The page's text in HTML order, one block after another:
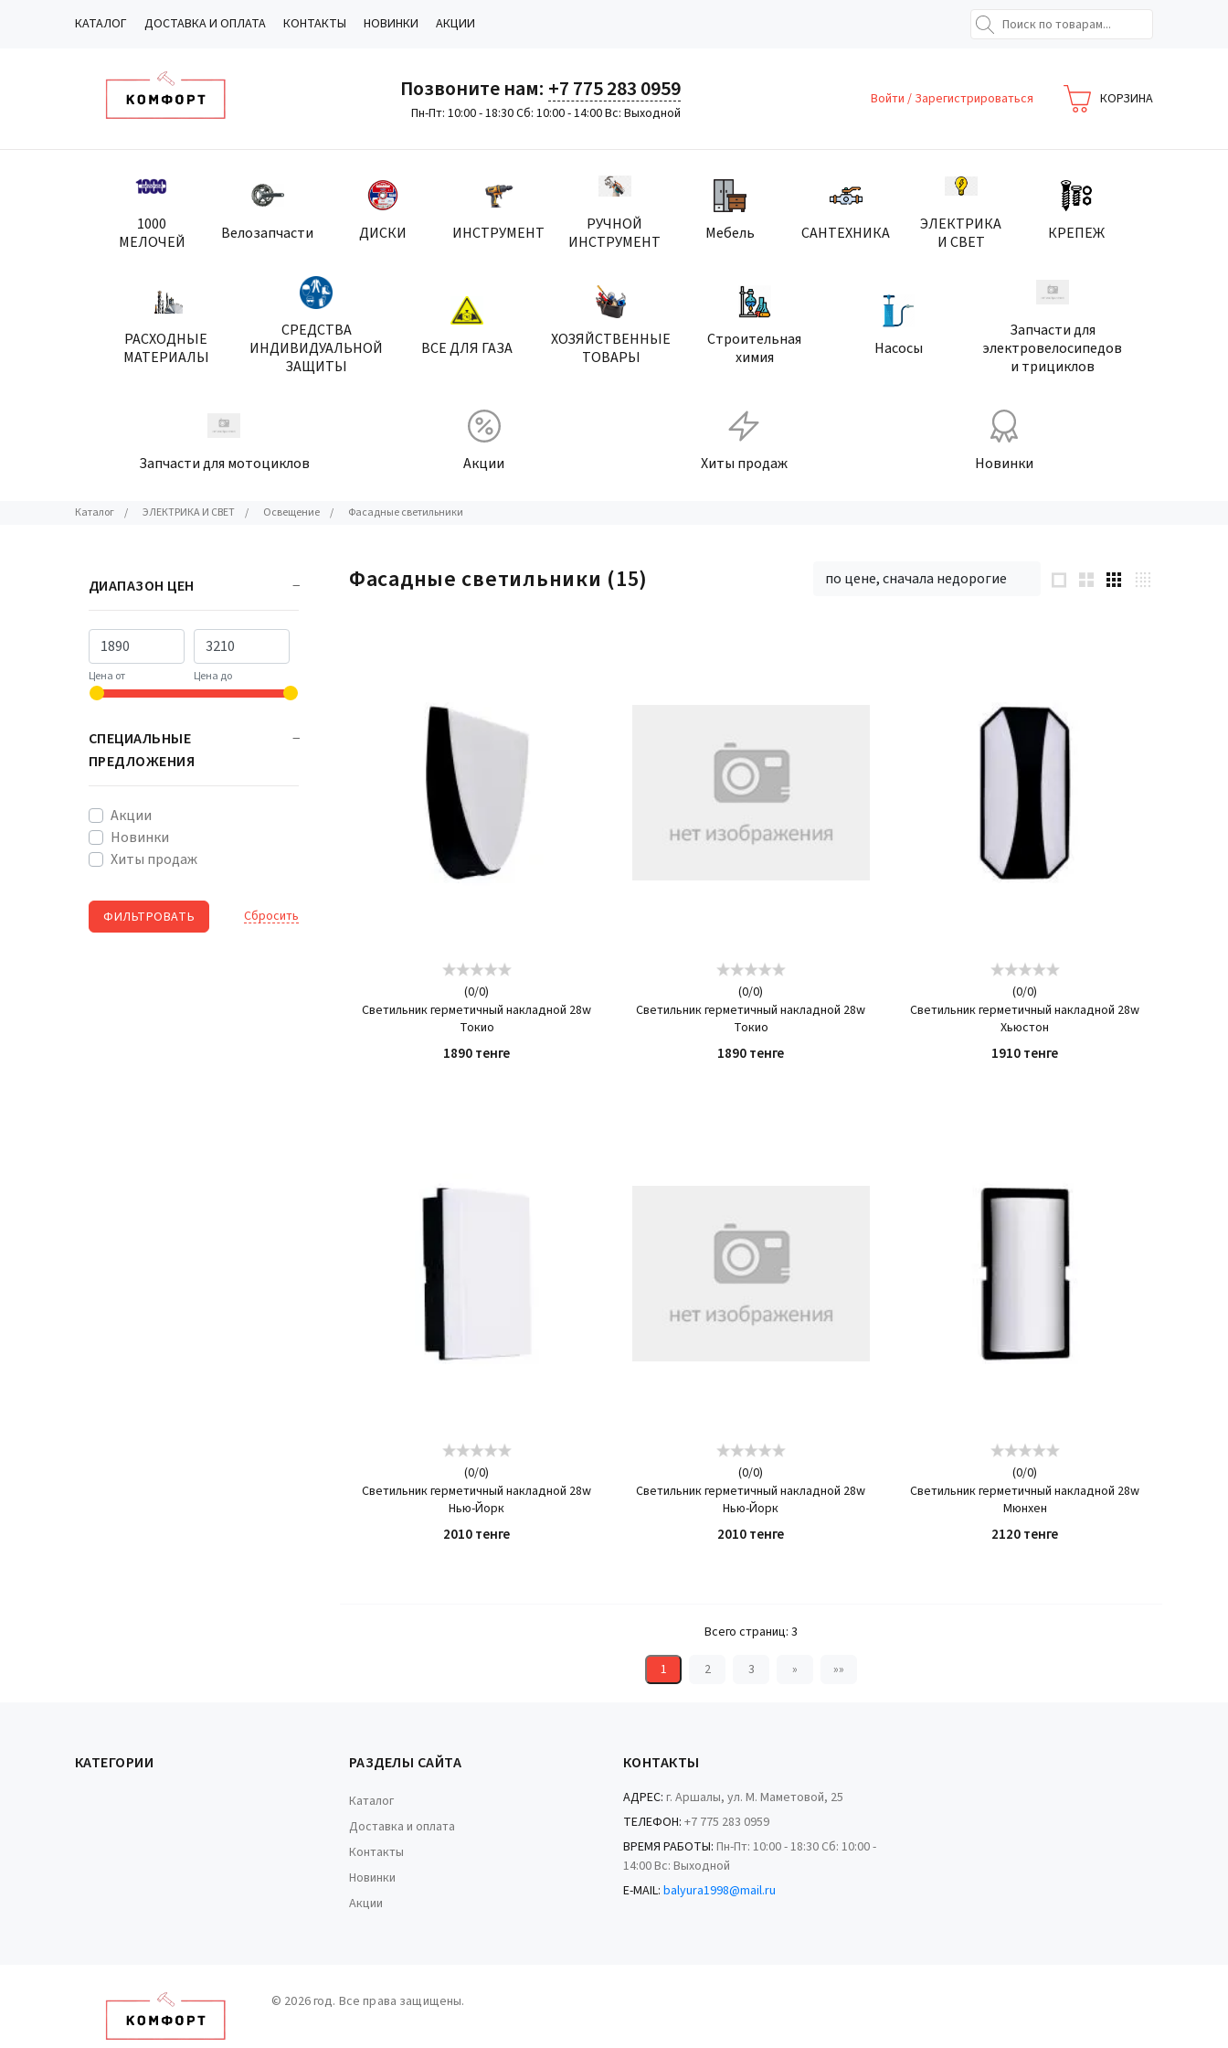
КАТАЛОГ ДОСТАВКА И ОПЛАТА КОНТАКТЫ НОВИНКИ АКЦИИ
Позвоните нам: +7 775 283 0959
Пн-Пт: 10:00 - 18:30 Сб: 10:00 - 14:00 Вс: Выходной
Войти / Зарегистрироваться КОРЗИНА
1000
МЕЛОЧЕЙ
Велозапчасти ДИСКИ ИНСТРУМЕНТ
РУЧНОЙ
ИНСТРУМЕНТ
Мебель САНТЕХНИКА
ЭЛЕКТРИКА
И СВЕТ
КРЕПЕЖ
РАСХОДНЫЕ
МАТЕРИАЛЫ
СРЕДСТВА
ИНДИВИДУАЛЬНОЙ
ЗАЩИТЫ
ВСЕ ДЛЯ ГАЗА
ХОЗЯЙСТВЕННЫЕ
ТОВАРЫ
Строительная
химия
Насосы
Запчасти для
электровелосипедов
и трициклов
Запчасти для мотоциклов Акции Хиты продаж Новинки
Каталог / ЭЛЕКТРИКА И СВЕТ / Освещение / Фасадные светильники
ДИАПАЗОН ЦЕН
Цена от Цена до
СПЕЦИАЛЬНЫЕ
ПРЕДЛОЖЕНИЯ
Акции
Новинки
Хиты продаж
Cбросить
Фасадные светильники (15) по цене, сначала недорогие
(0/0)
Светильник герметичный накладной 28w
Токио
1890 тенге
(0/0)
Светильник герметичный накладной 28w
Токио
1890 тенге
(0/0)
Светильник герметичный накладной 28w
Хьюстон
1910 тенге
(0/0)
Светильник герметичный накладной 28w
Нью-Йорк
2010 тенге
(0/0)
Светильник герметичный накладной 28w
Нью-Йорк
2010 тенге
(0/0)
Светильник герметичный накладной 28w
Мюнхен
2120 тенге
Всего страниц: 3
1 2 3 » »»
КАТЕГОРИИ РАЗДЕЛЫ САЙТА
Каталог
Доставка и оплата
Контакты
Новинки
Акции
КОНТАКТЫ
АДРЕС: г. Аршалы, ул. М. Маметовой, 25
ТЕЛЕФОН: +7 775 283 0959
ВРЕМЯ РАБОТЫ: Пн-Пт: 10:00 - 18:30 Сб: 10:00 -
14:00 Вс: Выходной
E-MAIL: balyura1998@mail.ru
© 2026 год. Все права защищены.